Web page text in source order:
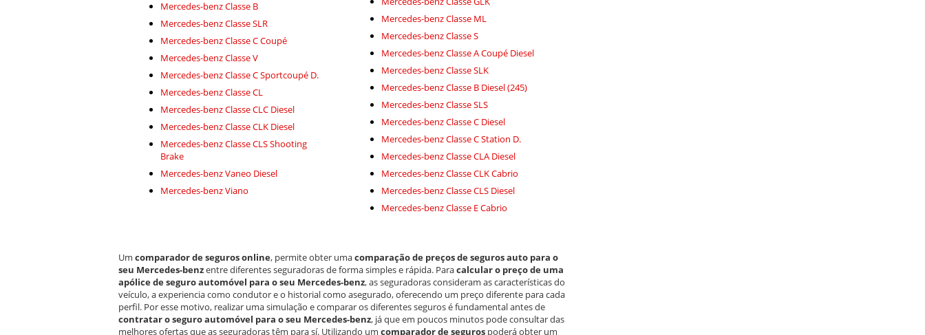
Mercedes-benz Classe B
Mercedes-benz Classe SLR
Mercedes-benz Classe C Coupé
Mercedes-benz Classe V
Mercedes-benz Classe C Sportcoupé D.
Mercedes-benz Classe CL
Mercedes-benz Classe CLC Diesel
Mercedes-benz Classe CLK Diesel
Mercedes-benz Classe CLS Shooting
Brake
Mercedes-benz Vaneo Diesel
Mercedes-benz Viano
Mercedes-benz Classe ML
Mercedes-benz Classe S
Mercedes-benz Classe A Coupé Diesel
Mercedes-benz Classe SLK
Mercedes-benz Classe B Diesel (245)
Mercedes-benz Classe SLS
Mercedes-benz Classe C Diesel
Mercedes-benz Classe C Station D.
Mercedes-benz Classe CLA Diesel
Mercedes-benz Classe CLK Cabrio
Mercedes-benz Classe CLS Diesel
Mercedes-benz Classe E Cabrio
Um comparador de seguros online, permite obter umacomparação de preços de seguros auto para o
seu Mercedes-benzentre diferentes seguradoras de forma simples e rápida. Paracalcular o preço de uma
apólice de seguro automóvel para o seu Mercedes-benz, as seguradoras consideram as características do
veículo, a experiencia como condutor e o historial como asegurado, oferecendo um preço diferente para cada
perfil. Por esse motivo, realizar uma simulação e comparar os diferentes seguros é fundamental antes de
contratar o seguro automóvel para o seu Mercedes-benz, já que em poucos minutos pode consultar das
melhores ofertas que as seguradoras têm para sí. Utilizando um comparador de seguros poderá obter um